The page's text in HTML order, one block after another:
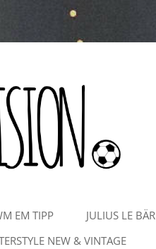
EM TIPP JULIUS LE BÄR
NEW & VINTAGE